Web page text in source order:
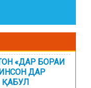
«ДАР БОРАИ
ДАР